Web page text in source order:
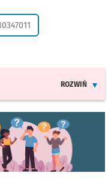
ROZWIŃ
się w nowej karcie